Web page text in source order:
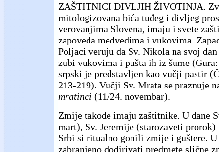
ZAŠTITNICI DIVLJIH ŽIVOTINJA.
mitologizovana bića tuđeg i divljeg
verovanjima Slovena, imaju i svete
zapoveda medvedima i vukovima.
Poljaci veruju da Sv. Nikola na svoj
zubi vukovima i pušta ih iz šume
srpski je predstavljen kao vučji pastir
213-219). Vučji Sv. Mrata se praznuje
mratinci (11/24. novembar).
Zmije takođe imaju zaštitnike. U dane
mart), Sv. Jeremije (starozaveti
Srbi si ritualno gonili zmije i guštere.
zabranjeno dodirivati predmete slične